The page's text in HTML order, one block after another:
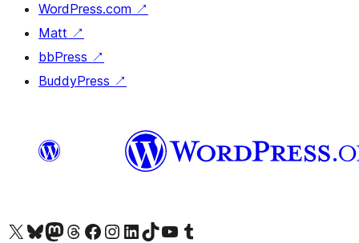
WordPress.com ↗
Matt ↗
bbPress ↗
BuddyPress ↗
X (旧 Twitter) アカウントへBluesky アカウントへMastodon アカウントへThreads アカウントへ Facebook ページへInstagram アカウントへ LinkedIn アカウントへTikTok アカウントへYouTube チャンネルへ Tumblr アカウントへ